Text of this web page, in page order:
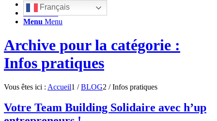
Français
Rechercher
Menu Menu
Archive pour la catégorie :
Infos pratiques
Vous êtes ici : Accueil1 / BLOG2 / Infos pratiques
Votre Team Building Solidaire avec h’up